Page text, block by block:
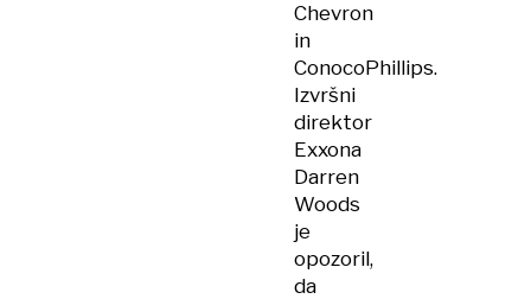
Chevron
in
ConocoPhillips.
Izvršni
direktor
Exxona
Darren
Woods
je
opozoril,
da